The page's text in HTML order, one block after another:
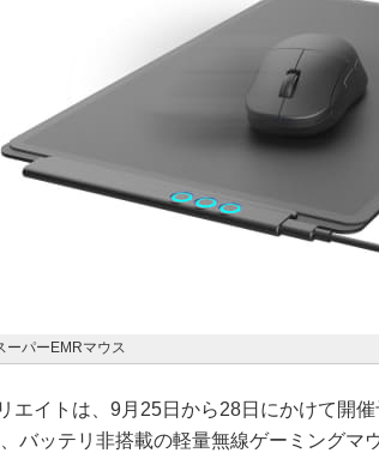
ーパーEMRマウス
エイトは、9月25日から28日にかけて開
バッテリ非搭載の軽量無線ゲーミングマ